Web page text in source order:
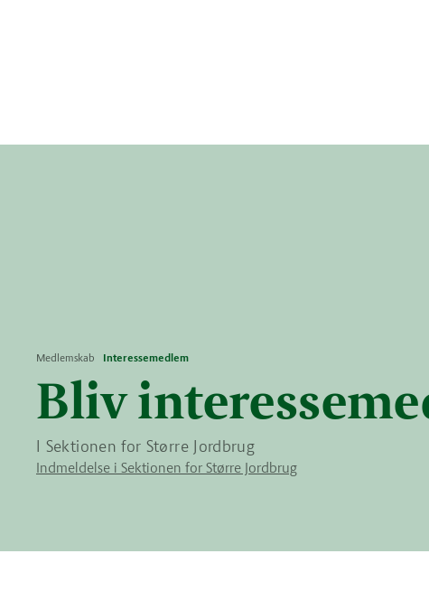
Medlemskab Interessemedlem
Bliv
I Sektionen for Større Jordbrug
Indmeldelse i Sektionen for Større Jordbrug